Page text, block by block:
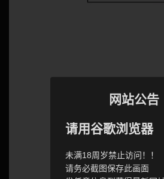
网站公告
请用谷歌浏览器
未满18周岁禁止访问！！
请务必截图保存此画面